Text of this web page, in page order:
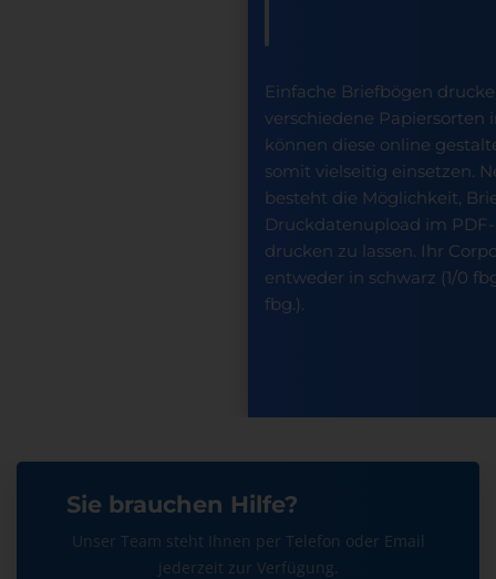
Einfache Briefbögen
verschiedene Papiersorten
können diese online
somit vielseitig einsetzen.
besteht die Möglichkeit,
Druckdatenupload im
drucken zu lassen. Ihr
entweder in schwarz (1/0
fbg.).
Sie brauchen Hilfe?
Unser Team steht Ihnen per Telefon oder Email
jederzeit zur Verfügung.